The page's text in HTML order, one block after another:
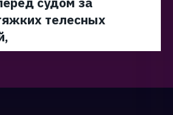
телесных